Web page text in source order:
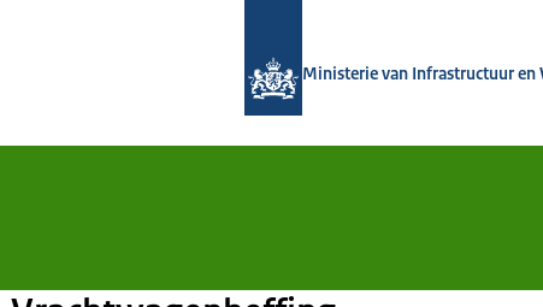
Ministerie van Infrastructuur en